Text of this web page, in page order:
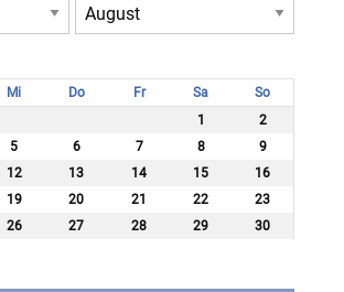
Mi Do Fr Sa
So
1
2
5 6 7 8
9
12 13 14 15
16
19 20 21 22
23
26 27 28 29
30